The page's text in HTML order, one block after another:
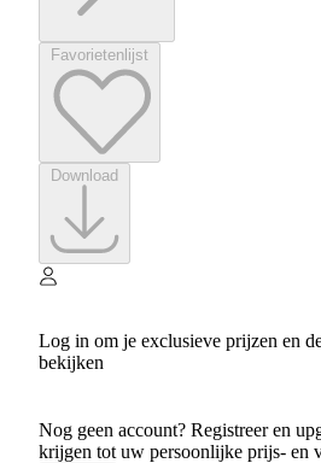
Log in om je exclusieve prijzen en
bekijken
Nog geen account? Registreer en
krijgen tot uw persoonlijke prijs- en